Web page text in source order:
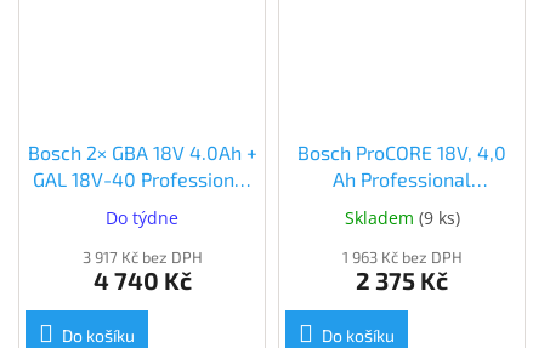
Bosch 2× GBA 18V 4.0Ah +
GAL 18V-40 Professional
(1.600.A01.9S0 )
(1.600.A01.9S0)
Do týdne
3 917 Kč bez DPH
4 740 Kč
Do košíku
Bosch ProCORE 18V, 4,0
Ah Professional
(1.600.A01.6GB)
(1.600.A01.6GB)
Skladem (9 ks)
1 963 Kč bez DPH
2 375 Kč
Do košíku